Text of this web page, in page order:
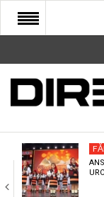
START
COMUNITATE
CULTURA
ECONOMIE